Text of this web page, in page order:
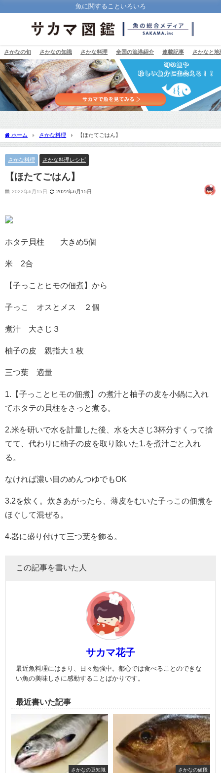
魚に関することいろいろ
さかなの旬 さかなの知識 さかな料理 全国の漁港紹介 連載記事 さかなと地
ホーム さかな料理 【ほたてごはん】
さかな料理 さかな料理レシピ
【ほたてごはん】
2022年6月15日 2022年6月15日
ホタテ貝柱 大きめ5個
米 2合
【子っことヒモの佃煮】から
子っこ オスとメス ２個
煮汁 大さじ３
柚子の皮 親指大１枚
三つ葉 適量
1.【子っことヒモの佃煮】の煮汁と柚子の皮を小鍋に入れ
てホタテの貝柱をさっと煮る。
2.米を研いで水を計量した後、水を大さじ3杯分すくって捨
てて、代わりに柚子の皮を取り除いた1.を煮汁ごと入れ
る。
なければ濃い目のめんつゆでもOK
3.2を炊く。炊きあがったら、薄皮をむいた子っこの佃煮を
ほぐして混ぜる。
4.器に盛り付けて三つ葉を飾る。
この記事を書いた人
サカマ花子
最近魚料理にはまり、日々勉強中。都心では食べることのできな
い魚の美味しさに感動することばかりです。
最近書いた記事
さかなの豆知識 さかなの値段